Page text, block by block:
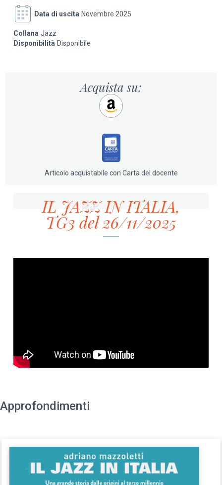
i festival, la stampa, la radio e la tv italiane in rapporto al
jazz, e che comprende una mole sterminata di materiale
concerti e rassegne. Il volume si chiude documentando
quanto ha fatto per il jazz italiano e continentale l’Unione
Data di uscita Novembre 2025
Collana Jazz
Disponibilità Disponibile
Acquista su:
Articolo acquistabile con Carta del docente
IL JAZZ IN ITALIA,
TG3 del 26/11/2025
Approfondimenti